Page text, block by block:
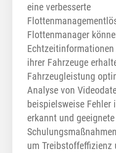
eine verbesserte
Flottenmanager
ihrer Fahrzeuge
Fahrzeugleistung
Analyse von
beispielsweise Fehler
erkannt und geeignete
um Treibstoffeffizienz